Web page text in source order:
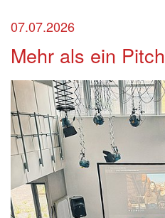
07.07.2026
Mehr als ein Pitch